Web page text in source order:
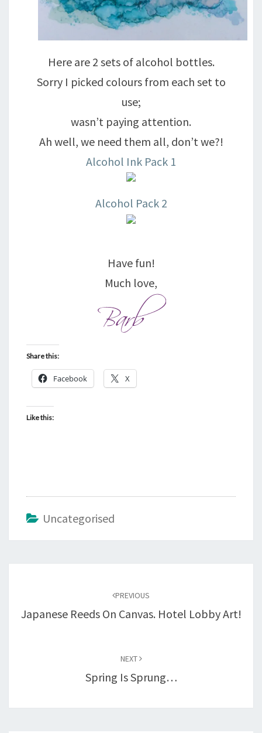
Here are 2 sets of alcohol bottles.
Sorry I picked colours from each set to
use;
wasn’t paying attention.
Ah well, we need them all, don’t we?!
Alcohol Ink Pack 1
Alcohol Pack 2
Have fun!
Much love,
Share this:
Facebook X
Like this:
Uncategorised
PREVIOUS
Japanese Reeds On Canvas. Hotel Lobby Art!
NEXT
Spring Is Sprung…